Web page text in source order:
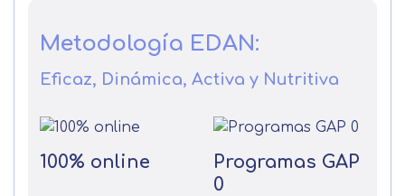
Metodología EDAN:
Eficaz, Dinámica, Activa y Nutritiva
100% online
Programas GAP
0